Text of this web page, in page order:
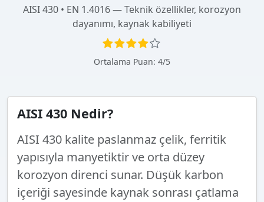
AISI 430 • EN 1.4016 — Teknik özellikler, korozyon
dayanımı, kaynak kabiliyeti
Ortalama Puan: 4/5
AISI 430 Nedir?
AISI 430 kalite paslanmaz çelik, ferritik
yapısıyla manyetiktir ve orta düzey
korozyon direnci sunar. Düşük karbon
içeriği sayesinde kaynak sonrası çatlama